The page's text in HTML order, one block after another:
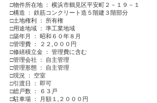
□物件所在地 ： 横浜市鶴見区平安町２－１９－１
□構造 ： 鉄筋コンクリート造５階建３階部分
□土地権利 ： 所有権
□用途地域 ： 準工業地域
□築年月 ： 昭和６０年８月
□管理費 ： ２２,０００円
□修繕積立金 ： 管理費に含む
□管理会社 ： 自主管理
□管理形態 ： 自主管理
□現況 ： 空室
□引渡日 ： 即可
□総戸数 ： ６３戸
□駐車場 ： 月額１,２０００円